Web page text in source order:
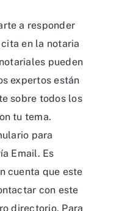
a responder
en la notaria
pueden
expertos están
sobre todos los
tu tema.
para
Email. Es
cuenta que este
con este
directorio. Para